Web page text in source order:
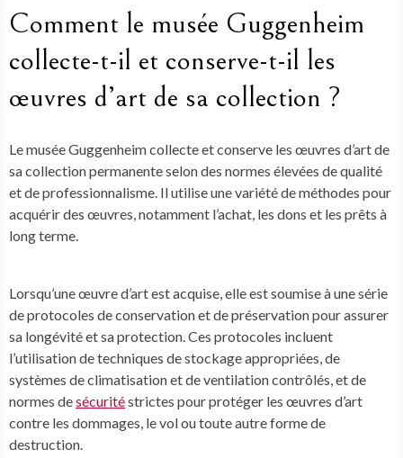
Comment le musée Guggenheim
collecte-t-il et conserve-t-il les
œuvres d’art de sa collection ?
Le musée Guggenheim collecte et conserve les œuvres d’art de
sa collection permanente selon des normes élevées de qualité
et de professionnalisme. Il utilise une variété de méthodes pour
acquérir des œuvres, notamment l’achat, les dons et les prêts à
long terme.
Lorsqu’une œuvre d’art est acquise, elle est soumise à une série
de protocoles de conservation et de préservation pour assurer
sa longévité et sa protection. Ces protocoles incluent
l’utilisation de techniques de stockage appropriées, de
systèmes de climatisation et de ventilation contrôlés, et de
normes desécuritéstrictes pour protéger les œuvres d’art
contre les dommages, le vol ou toute autre forme de
destruction.